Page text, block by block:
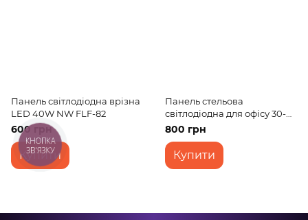
Панель світлодіодна врізна
LED 40W NW FLF-82
600 грн
Купити
Панель стельова
світлодіодна для офісу 30-
45W LED
800 грн
Купити
КНОПКА
ЗВ'ЯЗКУ